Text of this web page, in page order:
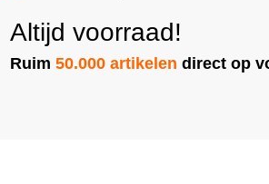
Altijd voorraad!
Ruim50.000 artikelen direct op